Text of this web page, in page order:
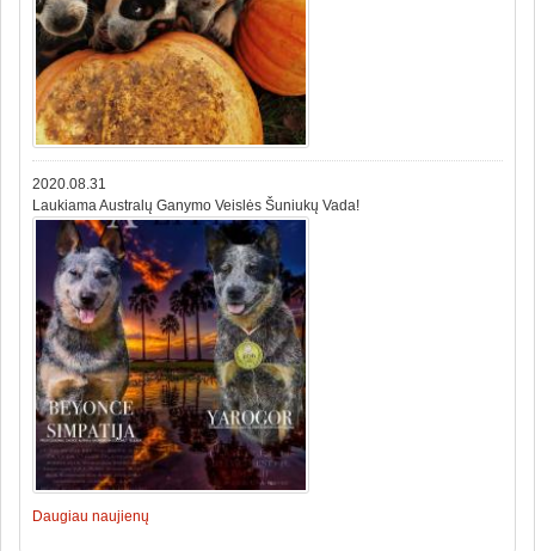
2020.08.31
Laukiama Australų Ganymo Veislės Šuniukų Vada!
Daugiau naujienų